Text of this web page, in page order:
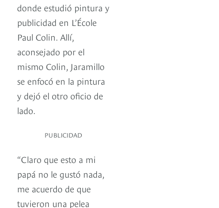
donde estudió pintura y
publicidad en L’École
Paul Colin. Allí,
aconsejado por el
mismo Colin, Jaramillo
se enfocó en la pintura
y dejó el otro oficio de
lado.
PUBLICIDAD
“Claro que esto a mi
papá no le gustó nada,
me acuerdo de que
tuvieron una pelea